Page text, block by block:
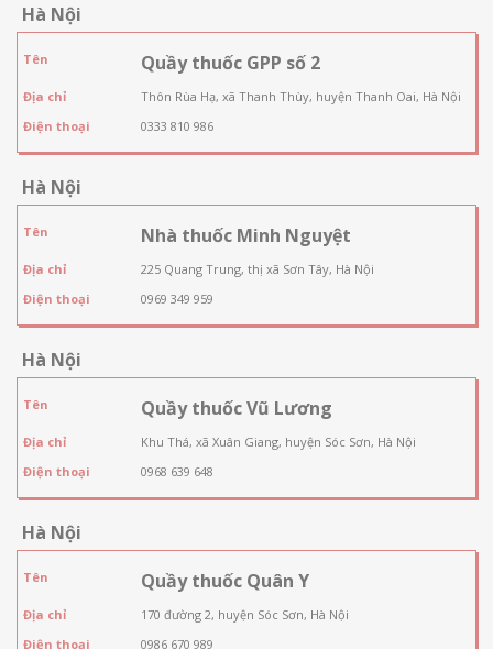
Hà Nội
Tên Quầy thuốc GPP số 2
Địa chỉ
Thôn Rùa Hạ, xã Thanh Thùy, huyện Thanh Oai, Hà Nội
Điện thoại
0333 810 986
Hà Nội
Tên Nhà thuốc Minh Nguyệt
Địa chỉ
225 Quang Trung, thị xã Sơn Tây, Hà Nội
Điện thoại
0969 349 959
Hà Nội
Tên Quầy thuốc Vũ Lương
Địa chỉ
Khu Thá, xã Xuân Giang, huyện Sóc Sơn, Hà Nội
Điện thoại
0968 639 648
Hà Nội
Tên Quầy thuốc Quân Y
Địa chỉ
170 đường 2, huyện Sóc Sơn, Hà Nội
Điện thoại
0986 670 989